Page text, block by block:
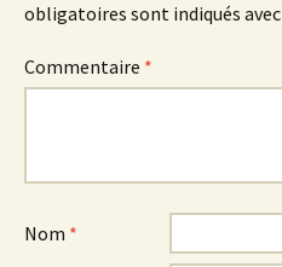
obligatoires sont indiqués avec
Commentaire *
Nom *